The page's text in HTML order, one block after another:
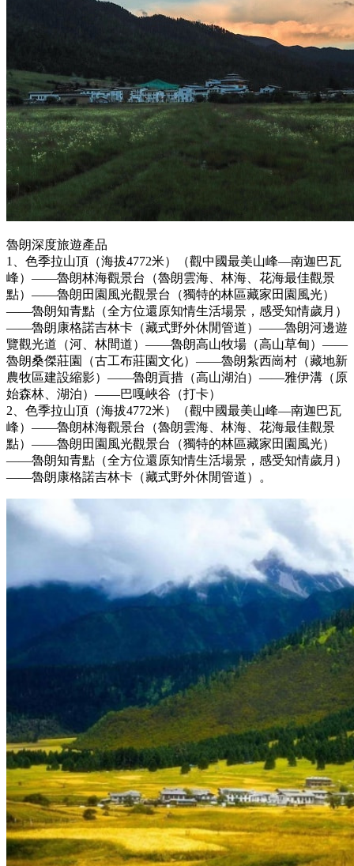
魯朗深度旅遊產品
1、色季拉山頂（海拔4772米）（觀中國最美山峰—南迦巴瓦
峰）——魯朗林海觀景台（魯朗雲海、林海、花海最佳觀景
點）——魯朗田園風光觀景台（獨特的林區藏家田園風光）
——魯朗知青點（全方位還原知情生活場景，感受知情歲月）
——魯朗康格諾吉林卡（藏式野外休閒管道）——魯朗河邊遊
覽觀光道（河、林間道）——魯朗高山牧場（高山草甸）——
魯朗桑傑莊園（古工布莊園文化）——魯朗紮西崗村（藏地新
農牧區建設縮影）——魯朗貢措（高山湖泊）——雅伊溝（原
始森林、湖泊）——巴嘎峽谷（打卡）
2、色季拉山頂（海拔4772米）（觀中國最美山峰—南迦巴瓦
峰）——魯朗林海觀景台（魯朗雲海、林海、花海最佳觀景
點）——魯朗田園風光觀景台（獨特的林區藏家田園風光）
——魯朗知青點（全方位還原知情生活場景，感受知情歲月）
——魯朗康格諾吉林卡（藏式野外休閒管道）。